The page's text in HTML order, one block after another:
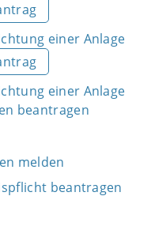
einer Anlage
einer Anlage
beantragen
melden
beantragen